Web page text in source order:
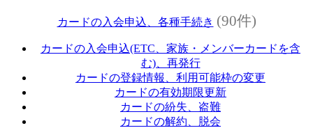
カードの入会申込、各種手続き (90件)
カードの入会申込(ETC、家族・メンバーカードを含
む)、再発行
カードの登録情報、利用可能枠の変更
カードの有効期限更新
カードの紛失、盗難
カードの解約、脱会